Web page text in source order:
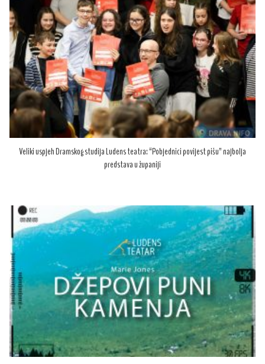
Veliki uspjeh Dramskog studija Ludens teatra: “Pobjednici povijest pišu” najbolja
predstava u županiji